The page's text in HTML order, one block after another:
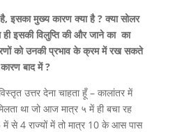
इसका मुख्य कारण क्या है ? क्या सोलर
इसकी विलुप्ति की और जाने का का
को उनकी प्रभाव के क्रम में रख सकते
बाद में ?
उत्तर देना चाहता हूँ – कालांतर में
था जो आज मात्र ५ में ही बचा रह
में से 4 राज्यों में तो मात्र 10 के आस पास